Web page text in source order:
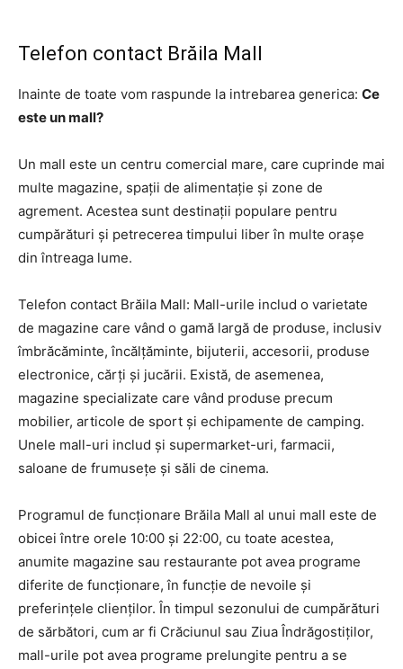
Telefon contact Brăila Mall
Inainte de toate vom raspunde la intrebarea generica: Ce
este un mall?
Un mall este un centru comercial mare, care cuprinde mai
multe magazine, spații de alimentație și zone de
agrement. Acestea sunt destinații populare pentru
cumpărături și petrecerea timpului liber în multe orașe
din întreaga lume.
Telefon contact Brăila Mall: Mall-urile includ o varietate
de magazine care vând o gamă largă de produse, inclusiv
îmbrăcăminte, încălțăminte, bijuterii, accesorii, produse
electronice, cărți și jucării. Există, de asemenea,
magazine specializate care vând produse precum
mobilier, articole de sport și echipamente de camping.
Unele mall-uri includ și supermarket-uri, farmacii,
saloane de frumusețe și săli de cinema.
Programul de funcționare Brăila Mall al unui mall este de
obicei între orele 10:00 și 22:00, cu toate acestea,
anumite magazine sau restaurante pot avea programe
diferite de funcționare, în funcție de nevoile și
preferințele clienților. În timpul sezonului de cumpărături
de sărbători, cum ar fi Crăciunul sau Ziua Îndrăgostiților,
mall-urile pot avea programe prelungite pentru a se